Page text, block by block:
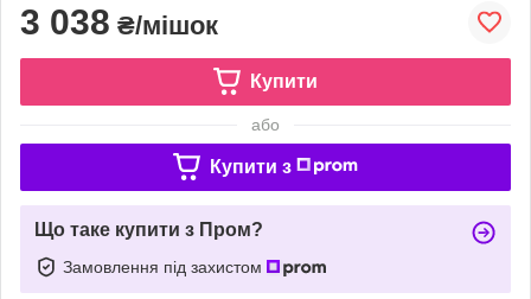
3 038 ₴/мішок
Купити
або
Купити з
Що таке купити з Пром?
Замовлення під захистом